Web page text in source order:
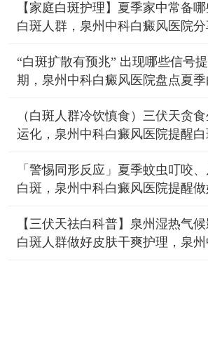
【家庭白斑护理】夏季家中常备
白斑人群，泉州中科白癜风医院
“白斑扩散有预兆” 出现哪些信号
期，泉州中科白癜风医院盘点夏季
（白斑人群冷饮慎食）三伏天贪
运化，泉州中科白癜风医院提醒
「警惕同形反应」夏季蚊虫叮咬
白斑，泉州中科白癜风医院提醒
【三伏天祛白科普】泉州湿热气
白斑人群做好皮肤干爽护理，泉